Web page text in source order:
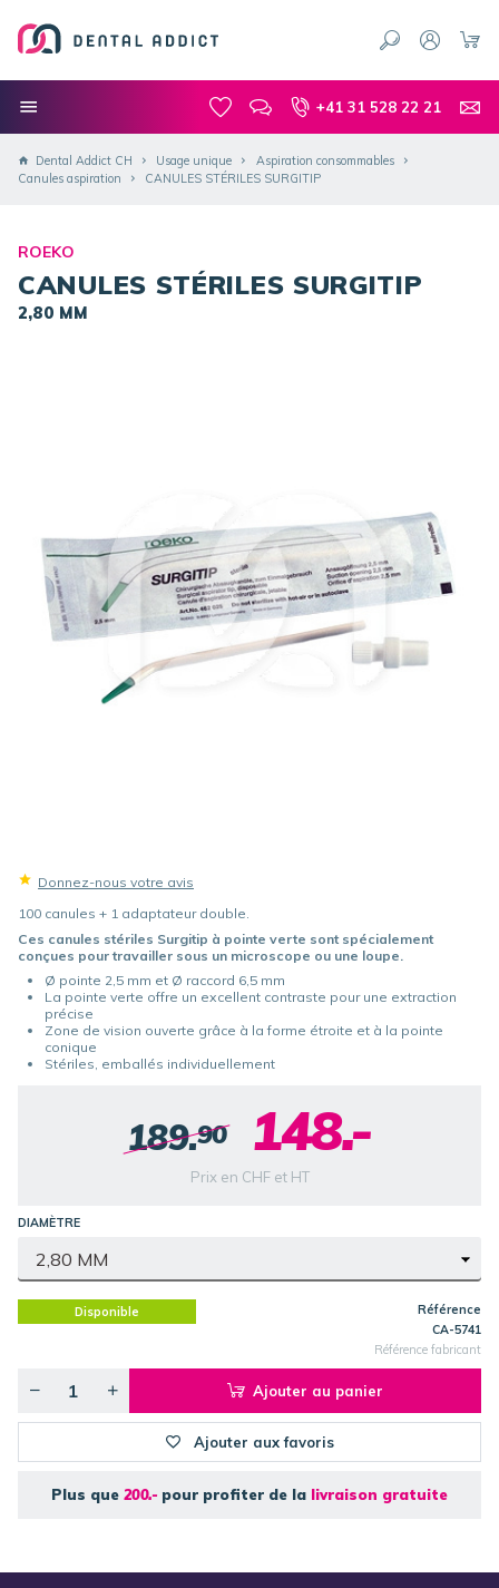
+41 31 528 22 21
Dental Addict CH Usage unique
Aspiration consommables
Canules aspiration
CANULES STÉRILES SURGITIP
ROEKO
CANULES STÉRILES SURGITIP
2,80 MM
Donnez-nous votre avis
100 canules + 1 adaptateur double.
Ces canules stériles Surgitip à pointe verte sont spécialement
conçues pour travailler sous un microscope ou une loupe.
Ø pointe 2,5 mm et Ø raccord 6,5 mm
La pointe verte offre un excellent contraste pour une extraction
précise
Zone de vision ouverte grâce à la forme étroite et à la pointe
conique
Stériles, emballés individuellement
189.90 148.-
Prix en CHF et HT
DIAMÈTRE
Disponible
Référence
CA-5741
Référence fabricant
Ajouter au panier
Ajouter aux favoris
Plus que 200.- pour profiter de la livraison gratuite